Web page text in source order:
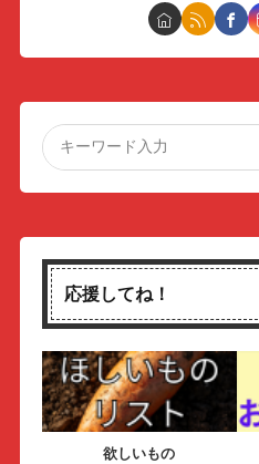
応援してね！
欲しいもの